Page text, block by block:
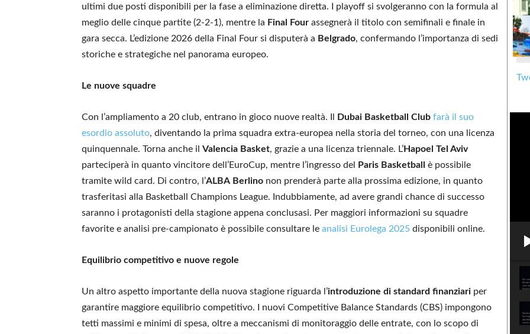
ultimi due posti disponibili per la fase a eliminazione diretta. I playoff si svolgeranno con la formula al
meglio delle cinque partite (2-2-1), mentre la Final Four assegnerà il titolo con semifinali e finale in
gara secca. L’edizione 2026 della Final Four si disputerà a Belgrado, confermando l’importanza di sedi
storiche e strategiche nel panorama europeo.
Le nuove squadre
Con l’ampliamento a 20 club, entrano in gioco nuove realtà. Il Dubai Basketball Club farà il suo
esordio assoluto, diventando la prima squadra extra-europea nella storia del torneo, con una licenza
quinquennale. Torna anche il Valencia Basket, grazie a una licenza triennale. L’Hapoel Tel Aviv
parteciperà in quanto vincitore dell’EuroCup, mentre l’ingresso del
Paris Basketball
è possibile
tramite wild card. Di contro, l’ALBA Berlino non prenderà parte alla prossima edizione, in quanto
trasferitasi alla Basketball Champions League. Indubbiamente, ad avere grandi chance di successo
saranno i protagonisti della stagione appena conclusasi. Per maggiori informazioni su squadre
favorite e analisi pre-campionato è possibile consultare le analisi Eurolega 2025 disponibili online.
Equilibrio competitivo e nuove regole
Un altro aspetto importante della nuova stagione riguarda l’introduzione di standard finanziari per
garantire maggiore equilibrio competitivo. I nuovi Competitive Balance Standards (CBS) impongono
tetti massimi e minimi di spesa, oltre a meccanismi di monitoraggio delle entrate, con lo scopo di